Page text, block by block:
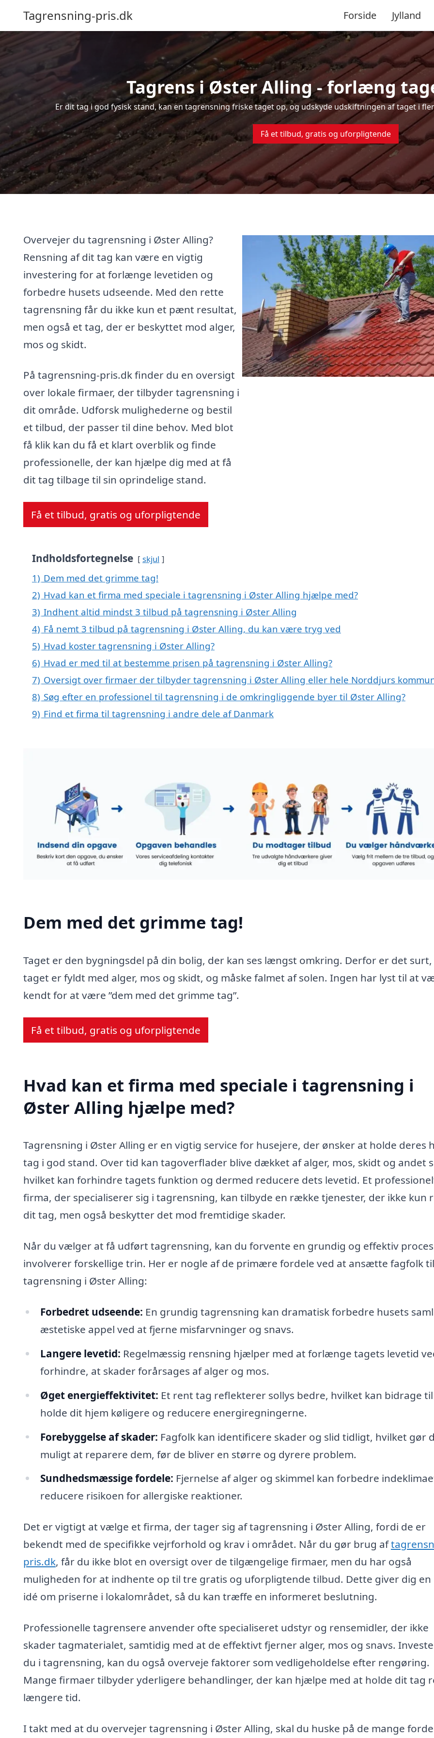
Tagrensning-pris.dk Forside Jylland
Tagrens i Øster Alling - forlæng
Er dit tag i god fysisk stand, kan en tagrensning friske taget op, og udskyde udskiftningen af taget i
Få et tilbud, gratis og uforpligtende
Overvejer du tagrensning i Øster Alling?
Rensning af dit tag kan være en vigtig
investering for at forlænge levetiden og
forbedre husets udseende. Med den rette
tagrensning får du ikke kun et pænt resultat,
men også et tag, der er beskyttet mod alger,
mos og skidt.
På tagrensning-pris.dk finder du en oversigt
over lokale firmaer, der tilbyder tagrensning i
dit område. Udforsk mulighederne og bestil
et tilbud, der passer til dine behov. Med blot
få klik kan du få et klart overblik og finde
professionelle, der kan hjælpe dig med at få
dit tag tilbage til sin oprindelige stand.
Få et tilbud, gratis og uforpligtende
Indholdsfortegnelse skjul
1) Dem med det grimme tag!
2) Hvad kan et firma med speciale i tagrensning i Øster Alling hjælpe med?
3) Indhent altid mindst 3 tilbud på tagrensning i Øster Alling
4) Få nemt 3 tilbud på tagrensning i Øster Alling, du kan være tryg ved
5) Hvad koster tagrensning i Øster Alling?
6) Hvad er med til at bestemme prisen på tagrensning i Øster Alling?
7) Oversigt over firmaer der tilbyder tagrensning i Øster Alling eller hele Norddjurs
8) Søg efter en professionel til tagrensning i de omkringliggende byer til Øster Alling?
9) Find et firma til tagrensning i andre dele af Danmark
Dem med det grimme tag!
Taget er den bygningsdel på din bolig, der kan ses længst omkring. Derfor er det
taget er fyldt med alger, mos og skidt, og måske falmet af solen. Ingen har lyst til at
kendt for at være ”dem med det grimme tag”.
Få et tilbud, gratis og uforpligtende
Hvad kan et firma med speciale i tagrensning i
Øster Alling hjælpe med?
Tagrensning i Øster Alling er en vigtig service for husejere, der ønsker at holde deres
tag i god stand. Over tid kan tagoverflader blive dækket af alger, mos, skidt og andet
hvilket kan forhindre tagets funktion og dermed reducere dets levetid. Et
firma, der specialiserer sig i tagrensning, kan tilbyde en række tjenester, der ikke kun
dit tag, men også beskytter det mod fremtidige skader.
Når du vælger at få udført tagrensning, kan du forvente en grundig og effektiv
involverer forskellige trin. Her er nogle af de primære fordele ved at ansætte fagfolk til
tagrensning i Øster Alling:
Forbedret udseende: En grundig tagrensning kan dramatisk forbedre husets
æstetiske appel ved at fjerne misfarvninger og snavs.
Langere levetid: Regelmæssig rensning hjælper med at forlænge tagets levetid
forhindre, at skader forårsages af alger og mos.
Øget energieffektivitet: Et rent tag reflekterer sollys bedre, hvilket kan bidrage
holde dit hjem køligere og reducere energiregningerne.
Forebyggelse af skader: Fagfolk kan identificere skader og slid tidligt, hvilket gør
muligt at reparere dem, før de bliver en større og dyrere problem.
Sundhedsmæssige fordele: Fjernelse af alger og skimmel kan forbedre
reducere risikoen for allergiske reaktioner.
Det er vigtigt at vælge et firma, der tager sig af tagrensning i Øster Alling, fordi de er
bekendt med de specifikke vejrforhold og krav i området. Når du gør brug af
pris.dk, får du ikke blot en oversigt over de tilgængelige firmaer, men du har også
muligheden for at indhente op til tre gratis og uforpligtende tilbud. Dette giver dig en
idé om priserne i lokalområdet, så du kan træffe en informeret beslutning.
Professionelle tagrensere anvender ofte specialiseret udstyr og rensemidler, der ikke
skader tagmaterialet, samtidig med at de effektivt fjerner alger, mos og snavs.
du i tagrensning, kan du også overveje faktorer som vedligeholdelse efter rengøring.
Mange firmaer tilbyder yderligere behandlinger, der kan hjælpe med at holde dit tag
længere tid.
I takt med at du overvejer tagrensning i Øster Alling, skal du huske på de mange